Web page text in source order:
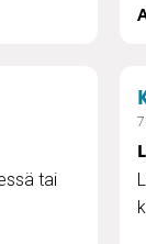
tai